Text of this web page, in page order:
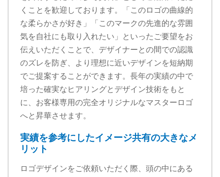
くことを歓迎しております。「このロゴの曲線的
な柔らかさが好き」「このマークの先進的な雰囲
気を自社にも取り入れたい」といったご要望をお
伝えいただくことで、デザイナーとの間での認識
のズレを防ぎ、より理想に近いデザインを短納期
でご提案することができます。長年の実績の中で
培った確実なヒアリングとデザイン技術をもと
に、お客様専用の完全オリジナルなマスターロゴ
へと昇華させます。
実績を参考にしたイメージ共有の大きなメ
リット
ロゴデザインをご依頼いただく際、頭の中にある